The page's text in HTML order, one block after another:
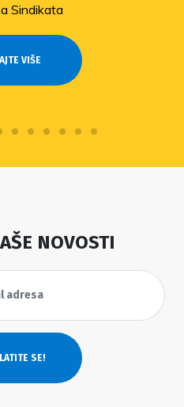
Sindikata
VIŠE
NOVOSTI